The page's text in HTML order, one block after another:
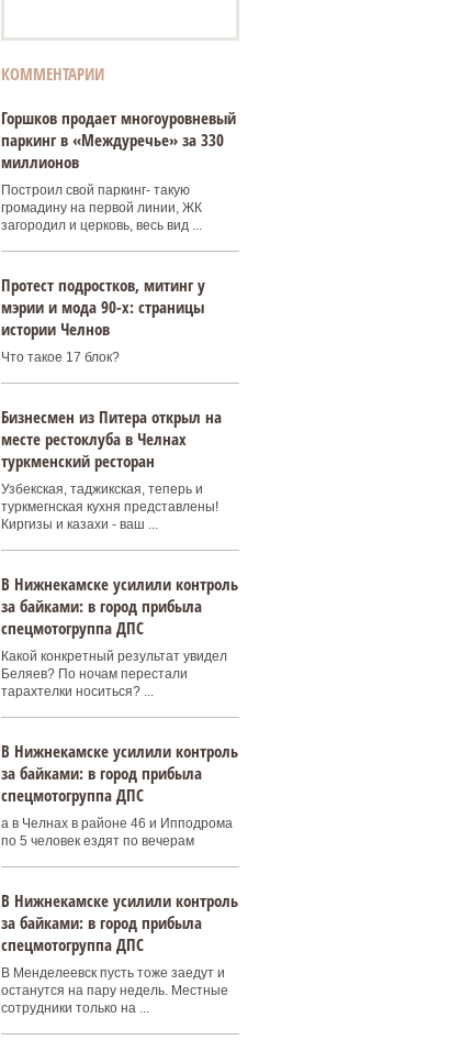
КОММЕНТАРИИ
Горшков продает многоуровневый
паркинг в «Междуречье» за 330
миллионов
Построил свой паркинг- такую
громадину на первой линии, ЖК
загородил и церковь, весь вид ...
Протест подростков, митинг у
мэрии и мода 90-х: страницы
истории Челнов
Что такое 17 блок?
Бизнесмен из Питера открыл на
месте рестоклуба в Челнах
туркменский ресторан
Узбекская, таджикская, теперь и
туркмегнская кухня представлены!
Киргизы и казахи - ваш ...
В Нижнекамске усилили контроль
за байками: в город прибыла
спецмотогруппа ДПС
Какой конкретный результат увидел
Беляев? По ночам перестали
тарахтелки носиться? ...
В Нижнекамске усилили контроль
за байками: в город прибыла
спецмотогруппа ДПС
а в Челнах в районе 46 и Ипподрома
по 5 человек ездят по вечерам
В Нижнекамске усилили контроль
за байками: в город прибыла
спецмотогруппа ДПС
В Менделеевск пусть тоже заедут и
останутся на пару недель. Местные
сотрудники только на ...